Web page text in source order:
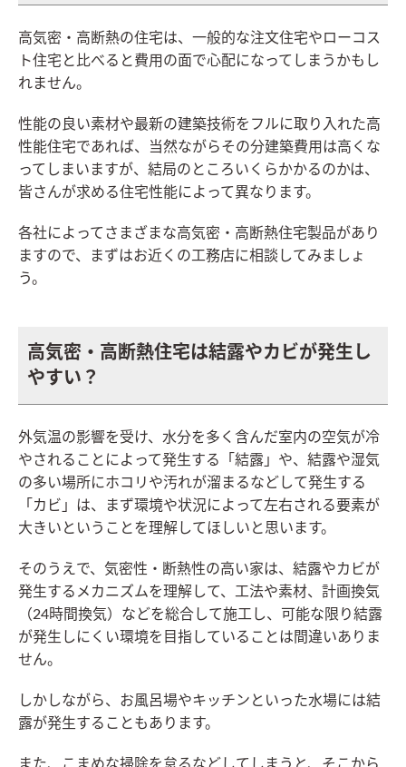
高気密・高断熱の住宅は、一般的な注文住宅やローコス
ト住宅と比べると費用の面で心配になってしまうかもし
れません。
性能の良い素材や最新の建築技術をフルに取り入れた高
性能住宅であれば、当然ながらその分建築費用は高くな
ってしまいますが、結局のところいくらかかるのかは、
皆さんが求める住宅性能によって異なります。
各社によってさまざまな高気密・高断熱住宅製品があり
ますので、まずはお近くの工務店に相談してみましょ
う。
高気密・高断熱住宅は結露やカビが発生し
やすい？
外気温の影響を受け、水分を多く含んだ室内の空気が冷
やされることによって発生する「結露」や、結露や湿気
の多い場所にホコリや汚れが溜まるなどして発生する
「カビ」は、まず環境や状況によって左右される要素が
大きいということを理解してほしいと思います。
そのうえで、気密性・断熱性の高い家は、結露やカビが
発生するメカニズムを理解して、工法や素材、計画換気
（24時間換気）などを総合して施工し、可能な限り結露
が発生しにくい環境を目指していることは間違いありま
せん。
しかしながら、お風呂場やキッチンといった水場には結
露が発生することもあります。